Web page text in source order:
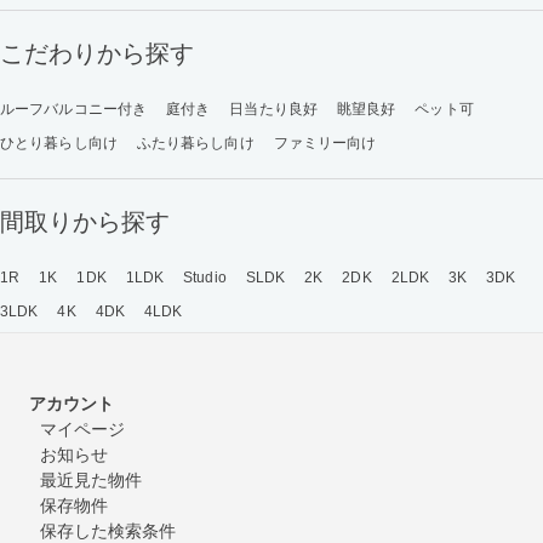
こだわりから探す
ルーフバルコニー付き 庭付き 日当たり良好 眺望良好
ペット可
ひとり暮らし向け
ふたり暮らし向け ファミリー向け
間取りから探す
1R 1K 1DK 1LDK Studio SLDK 2K 2DK 2LDK 3K
3DK
3LDK
4K 4DK 4LDK
アカウント
マイページ
お知らせ
最近見た物件
保存物件
保存した検索条件